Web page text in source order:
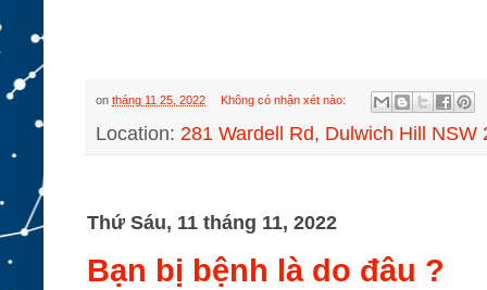
on tháng 11 25, 2022 Không có nhận xét nào:
Location: 281 Wardell Rd, Dulwich Hill NSW
Thứ Sáu, 11 tháng 11, 2022
Bạn bị bệnh là do đâu ?